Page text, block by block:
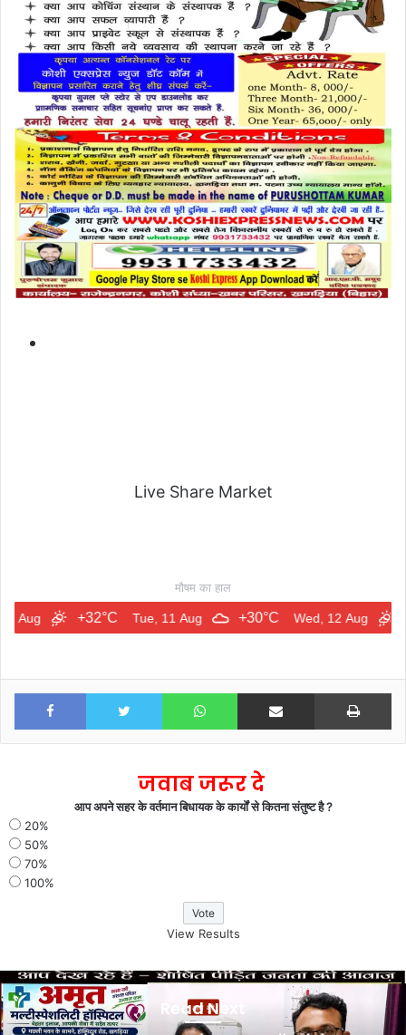
Live Share Market
मौषम का हाल
+32°C Tue, 11 Aug +30°C Wed, 12 Aug +33°C
Facebook Twitter WhatsApp Share via Email Print
जवाब जरूर दे
आप अपने सहर के वर्तमान बिधायक के कार्यों से कितना संतुष्ट है ?
20%
50%
70%
100%
View Results
Read Next
खगड़िया:
15
अगस्त
आम मुद्दे